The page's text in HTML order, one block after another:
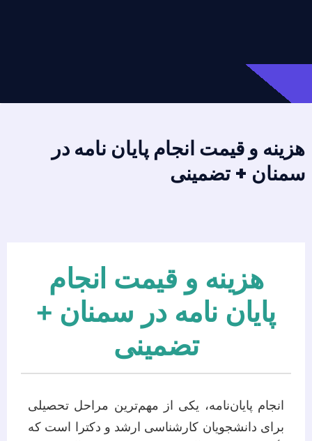
هزینه و قیمت انجام پایان نامه در
سمنان + تضمینی
هزینه و قیمت انجام
پایان نامه در سمنان +
تضمینی
انجام پایان‌نامه، یکی از مهم‌ترین مراحل تحصیلی
برای دانشجویان کارشناسی ارشد و دکترا است که